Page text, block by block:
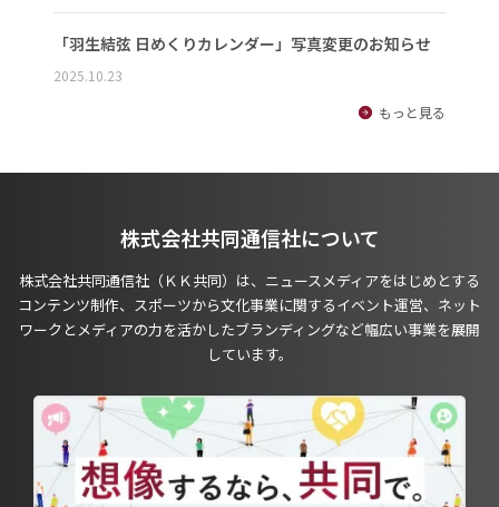
「羽生結弦 日めくりカレンダー」写真変更のお知らせ
2025.10.23
もっと見る
株式会社共同通信社について
株式会社共同通信社（ＫＫ共同）は、ニュースメディアをはじめとする
コンテンツ制作、スポーツから文化事業に関するイベント運営、ネット
ワークとメディアの力を活かしたブランディングなど幅広い事業を展開
しています。